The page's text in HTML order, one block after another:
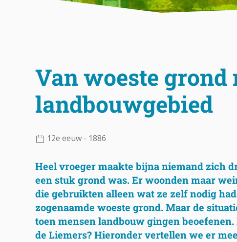
Van woeste grond
landbouwgebied
12e eeuw - 1886
Heel vroeger maakte bijna niemand zich
een stuk grond was. Er woonden maar
die gebruikten alleen wat ze zelf nodig
zogenaamde woeste grond. Maar de
toen mensen landbouw gingen
de Liemers? Hieronder vertellen we er